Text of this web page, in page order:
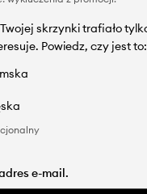
skrzynki trafiało
Powiedz, czy jest to: